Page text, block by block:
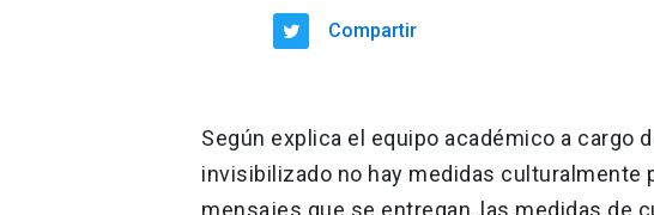
Compartir
Según explica el equipo académico a cargo
invisibilizado no hay medidas culturalmente
mensajes que se entregan, las medidas de